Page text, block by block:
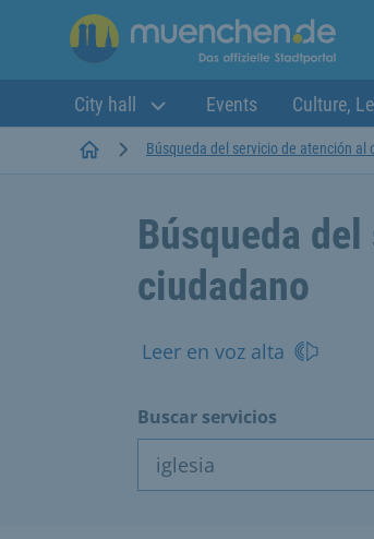
City hall Events Culture,
StartseiteBúsqueda del servicio de atención al
Búsqueda
ciudadano
Leer en voz alta
Buscar servicios